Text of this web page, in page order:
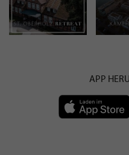
APP